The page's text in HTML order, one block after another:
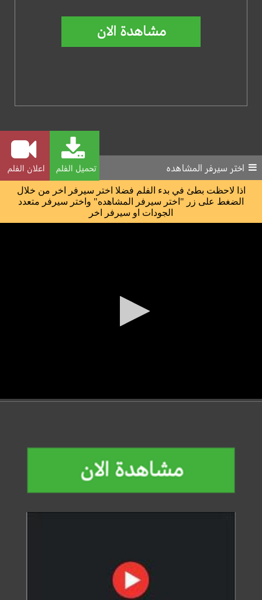
تحميل الفلم اعلان الفلم اختر سيرفر المشاهده
اذا لاحظت بطئ في بدء الفلم فضلا اختر سيرفر اخر من خلال
الضغط على زر "اختر سيرفر المشاهده" واختر سيرفر متعدد
الجودات او سيرفر اخر